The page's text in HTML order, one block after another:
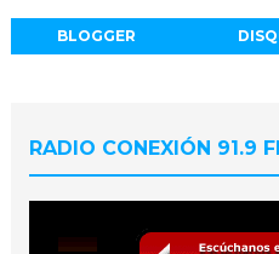
BLOGGER
RADIO CONEXIÓN 91.9